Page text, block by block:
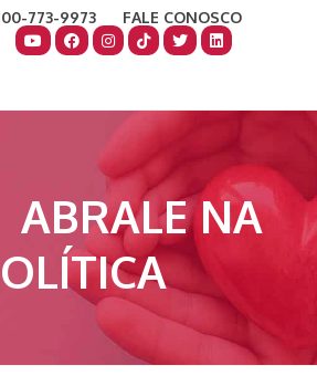
773-9973
FALE CONOSCO
ABRALE NA